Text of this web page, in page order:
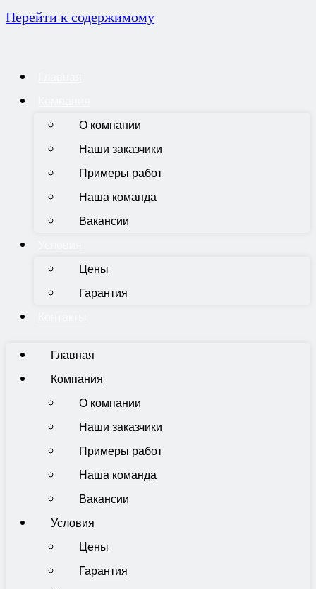
Перейти к содержимому
О компании
Наши заказчики
Примеры работ
Наша команда
Вакансии
Цены
Гарантия
Главная
Компания
О компании
Наши заказчики
Примеры работ
Наша команда
Вакансии
Условия
Цены
Гарантия